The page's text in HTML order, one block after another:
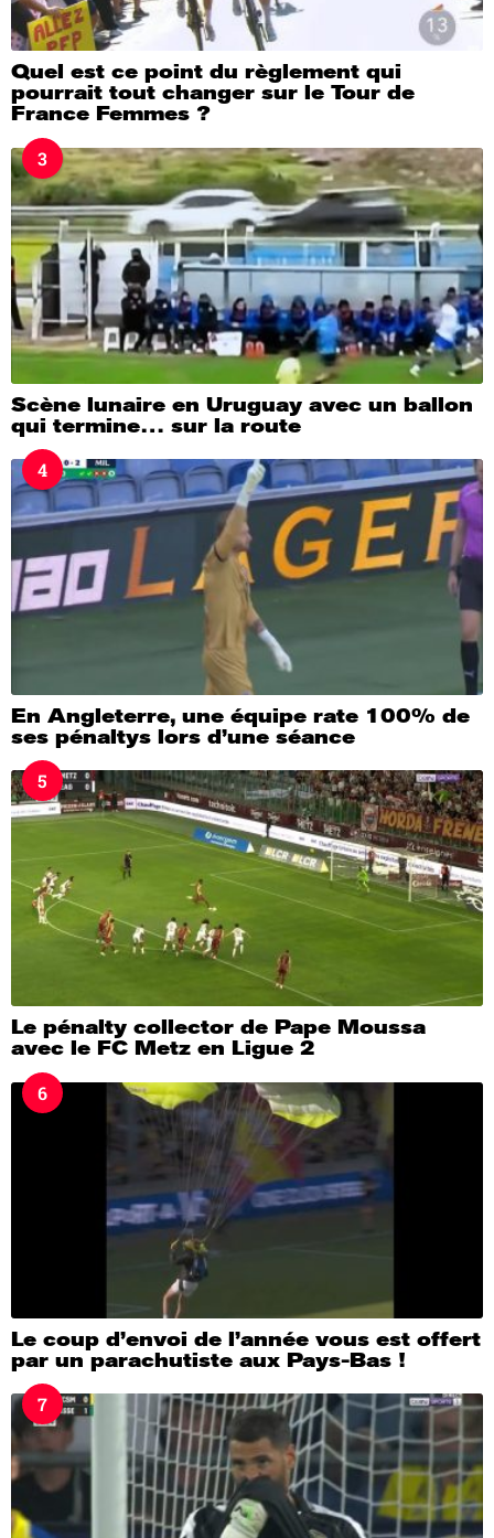
Quel est ce point du règlement qui
pourrait tout changer sur le Tour de
France Femmes ?
3
Scène lunaire en Uruguay avec un ballon
qui termine… sur la route
4
En Angleterre, une équipe rate 100% de
ses pénaltys lors d’une séance
5
Le pénalty collector de Pape Moussa
avec le FC Metz en Ligue 2
6
Le coup d’envoi de l’année vous est offert
par un parachutiste aux Pays-Bas !
7